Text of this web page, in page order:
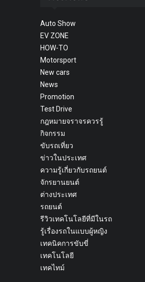
Auto Show
EV ZONE
HOW-TO
Motorsport
New cars
News
Promotion
Test Drive
กฎหมายจราจรควรรู้
กิจกรรม
ขับรถเที่ยว
ข่าวในประเทศ
ความรู้เกี่ยวกับรถยนต์
จักรยานยนต์
ต่างประเทศ
รถยนต์
รีวิวเทคโนโลยีที่มีในรถ
รู้เรื่องรถในแบบผู้หญิง
เทคนิคการขับขี่
เทคโนโลยี
เทคไทม์